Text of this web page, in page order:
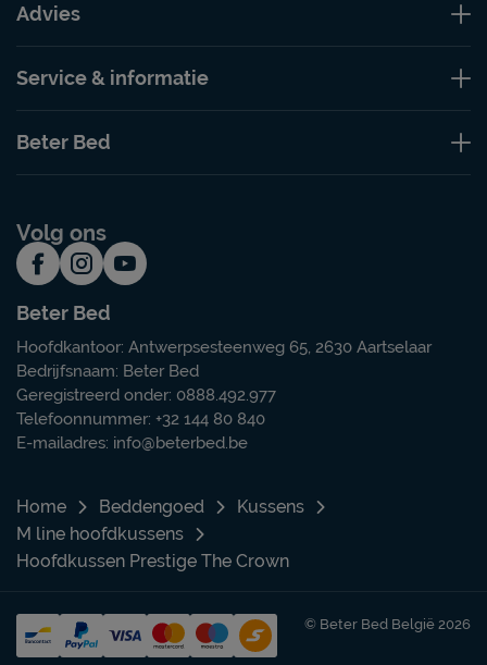
Advies
Service & informatie
Beter Bed
Volg ons
Beter Bed
Hoofdkantoor: Antwerpsesteenweg 65, 2630 Aartselaar
Bedrijfsnaam: Beter Bed
Geregistreerd onder: 0888.492.977
Telefoonnummer: +32 144 80 840
E-mailadres: info@beterbed.be
Home Beddengoed
Kussens
M line hoofdkussens
Hoofdkussen Prestige The Crown
© Beter Bed België 2026